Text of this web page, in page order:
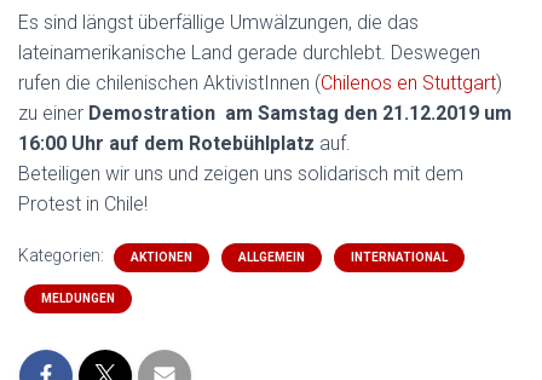
Es sind längst überfällige Umwälzungen, die das
lateinamerikanische Land gerade durchlebt. Deswegen
rufen die chilenischen AktivistInnen (Chilenos en Stuttgart)
zu einer Demostration am Samstag den 21.12.2019 um
16:00 Uhr auf dem Rotebühlplatz auf.
Beteiligen wir uns und zeigen uns solidarisch mit dem
Protest in Chile!
Kategorien: AKTIONEN ALLGEMEIN INTERNATIONAL
MELDUNGEN